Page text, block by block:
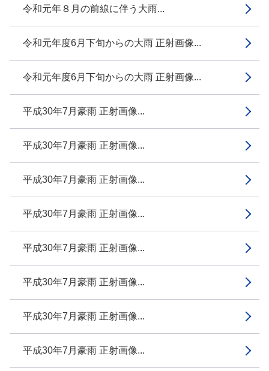
令和元年８月の前線に伴う大雨...
令和元年度6月下旬からの大雨 正射画像...
令和元年度6月下旬からの大雨 正射画像...
平成30年7月豪雨 正射画像...
平成30年7月豪雨 正射画像...
平成30年7月豪雨 正射画像...
平成30年7月豪雨 正射画像...
平成30年7月豪雨 正射画像...
平成30年7月豪雨 正射画像...
平成30年7月豪雨 正射画像...
平成30年7月豪雨 正射画像...